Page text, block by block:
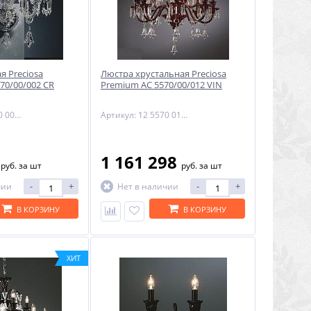
Preciosa
00/002 CR
Артикул: 22 5570 002 06 11 00 70
руб.за шт
- +
В КОРЗИНУ
Люстра хрустальная Preciosa
Premium AC 5570/00/012 VIN
Артикул: 12 5570 012 06 81 00 70
1 161 298 руб.за шт
Нет в наличии
- +
В КОРЗИНУ
ХИТ